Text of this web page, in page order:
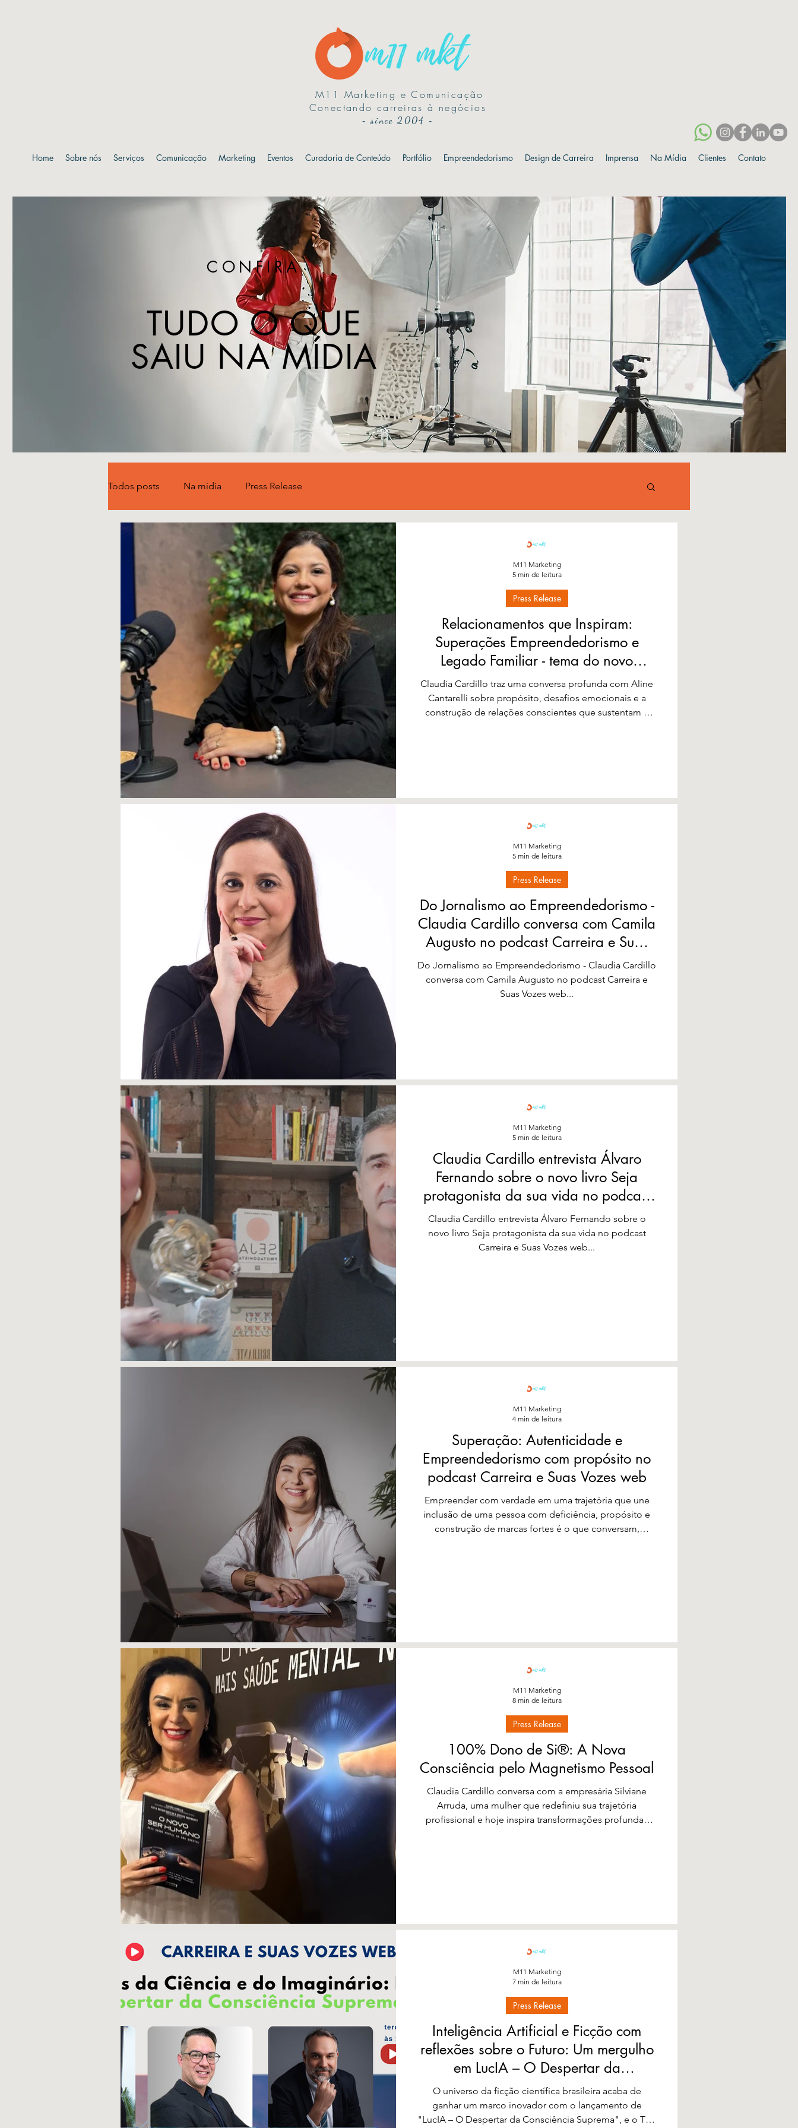
M11 Marketing e Comunicação
Conectando carreiras à negócios
-since 2004 -
Home Sobre nós Serviços Comunicação Marketing Eventos Curadoria de Conteúdo Portfólio Empreendedorismo Design de Carreira Imprensa Na Mídia Clientes Contato
CONFIRA
TUDO O QUE
SAIU NA MÍDIA
Todos posts Na midia Press Release
Relacionamentos que Inspiram:
Superações Empreendedorismo e
Legado Familiar - tema do novo
episódio do podcast Carreira e Suas
Vozes web
Claudia Cardillo traz uma conversa profunda com Aline
Cantarelli sobre propósito, desafios emocionais e a
construção de relações conscientes que sustentam a
Press Release
M11 Marketing
5 min de leitura
Do Jornalismo ao Empreendedorismo -
Claudia Cardillo conversa com Camila
Augusto no podcast Carreira e Suas
Vozes web
Do Jornalismo ao Empreendedorismo - Claudia Cardillo
conversa com Camila Augusto no podcast Carreira e
Suas Vozes web...
Press Release
M11 Marketing
5 min de leitura
Claudia Cardillo entrevista Álvaro
Fernando sobre o novo livro Seja
protagonista da sua vida no podcast
Carreira e Suas Vozes web
Claudia Cardillo entrevista Álvaro Fernando sobre o
novo livro Seja protagonista da sua vida no podcast
Carreira e Suas Vozes web...
M11 Marketing
5 min de leitura
Superação: Autenticidade e
Empreendedorismo com propósito no
podcast Carreira e Suas Vozes web
Empreender com verdade em uma trajetória que une
inclusão de uma pessoa com deficiência, propósito e
construção de marcas fortes é o que conversam,
M11 Marketing
4 min de leitura
100% Dono de Si®: A Nova
Consciência pelo Magnetismo Pessoal
Claudia Cardillo conversa com a empresária Silviane
Arruda, uma mulher que redefiniu sua trajetória
profissional e hoje inspira transformações profundas
Press Release
M11 Marketing
8 min de leitura
Inteligência Artificial e Ficção com
reflexões sobre o Futuro: Um mergulho
em LucIA – O Despertar da
Consciência Suprema
O universo da ficção científica brasileira acaba de
ganhar um marco inovador com o lançamento de
"LucIA – O Despertar da Consciência Suprema", e o Talk
Press Release
M11 Marketing
7 min de leitura